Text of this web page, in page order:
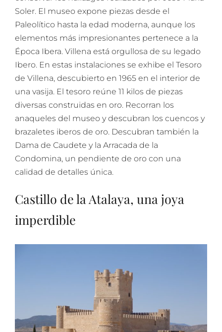
Soler. El museo expone piezas desde el
Paleolítico hasta la edad moderna, aunque los
elementos más impresionantes pertenece a la
Época Ibera. Villena está orgullosa de su legado
Ibero. En estas instalaciones se exhibe el Tesoro
de Villena, descubierto en 1965 en el interior de
una vasija. El tesoro reúne 11 kilos de piezas
diversas construidas en oro. Recorran los
anaqueles del museo y descubran los cuencos y
brazaletes iberos de oro. Descubran también la
Dama de Caudete y la Arracada de la
Condomina, un pendiente de oro con una
calidad de detalles única.
Castillo de la Atalaya, una joya
imperdible